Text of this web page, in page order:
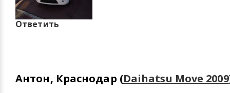
Ответить
Антон, Краснодар (Daihatsu Move 2009